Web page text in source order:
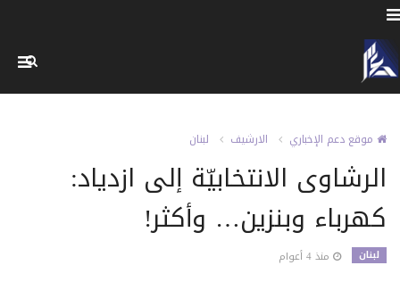
موقع دعم الإخباري الارشيف لبنان
الرشاوى الانتخابيّة إلى ازدياد:
كهرباء وبنزين… وأكثر!
لبنان منذ 4 أعوام